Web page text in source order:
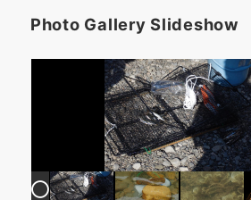
Photo Gallery Slideshow